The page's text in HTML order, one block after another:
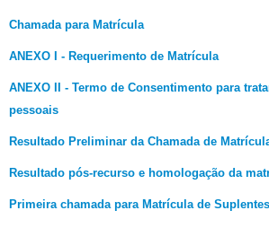
Chamada para Matrícula
ANEXO I - Requerimento de Matrícula
ANEXO II - Termo de Consentimento para
pessoais
Resultado Preliminar da Chamada de
Resultado pós-recurso e homologação da
Primeira chamada para Matrícula de